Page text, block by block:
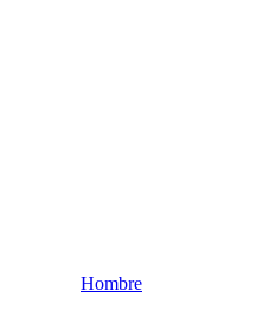
Hombre